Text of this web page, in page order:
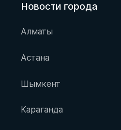
Новости города
Алматы
Астана
Шымкент
Караганда